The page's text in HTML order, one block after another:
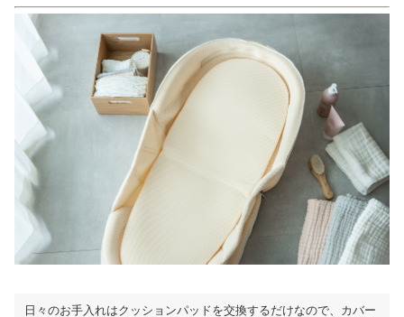
日々のお手入れはクッションパッドを交換するだけなので、カバー